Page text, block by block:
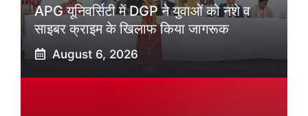
APG यूनिवर्सिटी में DGP ने युवाओं को नशे व
साइबर क्राइम के खिलाफ किया जागरूक
August 6, 2026